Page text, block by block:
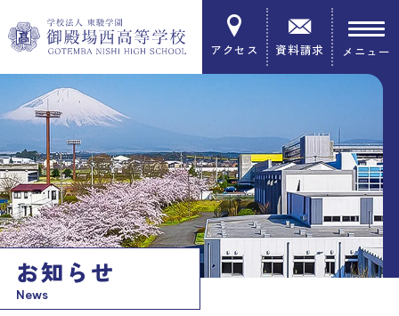
アクセス 資料請求
お知らせ
News